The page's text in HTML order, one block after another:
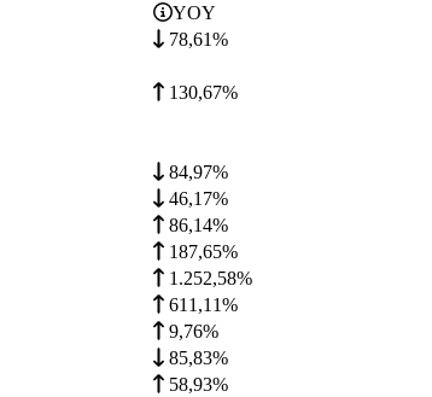
YOY
78,61%
130,67%
84,97%
46,17%
86,14%
187,65%
1.252,58%
611,11%
9,76%
85,83%
58,93%